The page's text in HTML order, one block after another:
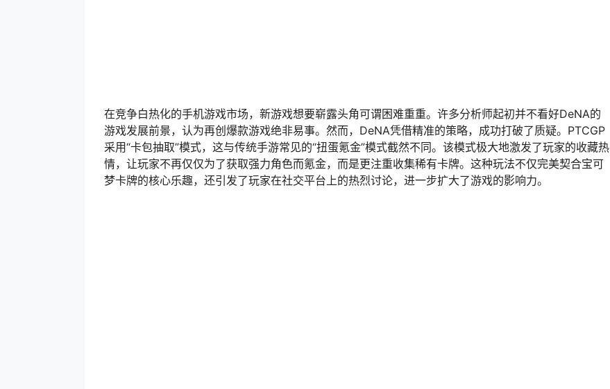
在竞争白热化的手机游戏市场，新游戏想要崭露头角可谓困难重重。许多分析师起初并不看好DeNA的
游戏发展前景，认为再创爆款游戏绝非易事。然而，DeNA凭借精准的策略，成功打破了质疑。PTCGP
采用“卡包抽取”模式，这与传统手游常见的“扭蛋氪金”模式截然不同。该模式极大地激发了玩家的收藏热
情，让玩家不再仅仅为了获取强力角色而氪金，而是更注重收集稀有卡牌。这种玩法不仅完美契合宝可
梦卡牌的核心乐趣，还引发了玩家在社交平台上的热烈讨论，进一步扩大了游戏的影响力。